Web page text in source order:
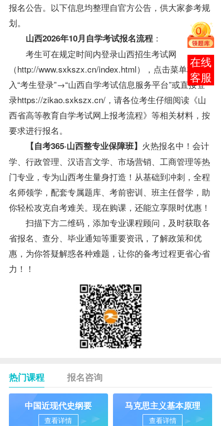
报名公告。以下信息均整理自官方公告，供大家参考规
划。
山西2026年10月自学考试报名流程：
考生可在规定时间内登录山西招生考试网
（http://www.sxkszx.cn/index.html），点击菜单栏进
入“考生登录”→“山西自学考试信息服务平台”或直接登
录https://zikao.sxkszx.cn/， 请各位考生仔细阅读《山
西省高等教育自学考试网上报考流程》等相关材料，按
要求进行报名。
【自考365·山西整专业保障班】 火热报名中！ 会计
学、行政管理、汉语言文学、市场营销、工商管理等热
门专业，专为山西考生量身打造！从基础到冲刺，全程
名师领学，配套专属题库、考前密训、班主任督学，助
你轻松攻克自考难关。 现在购课，还能立享限时优惠！
扫描下方二维码，添加专业课程顾问，及时获取各
省报名、查分、毕业通知等重要资讯，了解政策和优
惠，为你答疑解惑各种难题，让你的备考过程更省心省
力！！
热门课程 报名咨询
中国近现代史纲要
查看详情
马克思主义基本原理
查看详情
报考
咨询